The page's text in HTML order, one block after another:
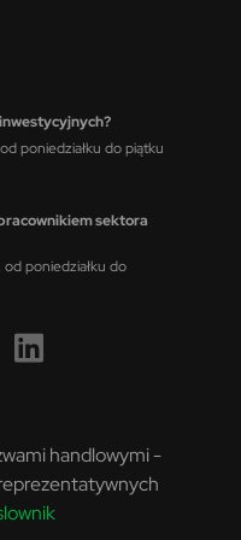
poniedziałku do piątku
sektora
poniedziałku do
handlowymi -